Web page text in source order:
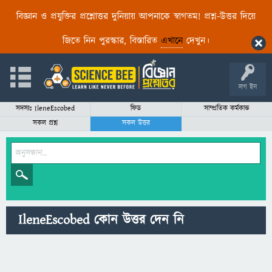
বিজ্ঞান ও প্রযুক্তির প্রশ্নোত্তর দুনিয়ায় আপনাকে স্বাগতম! প্রশ্ন-উত্তর দিয়ে
জিতে নিন পুরস্কার, বিস্তারিত এখানেদেখুন।
লগ ইন
সদস্যঃ IleneEscobed ফিড
সাম্প্রতিক কর্মকান্ড
সকল প্রশ্ন
সকল উত্তর
IleneEscobed কোন উত্তর দেন নি